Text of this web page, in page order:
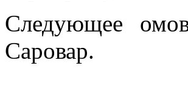
Следующее
Саровар.